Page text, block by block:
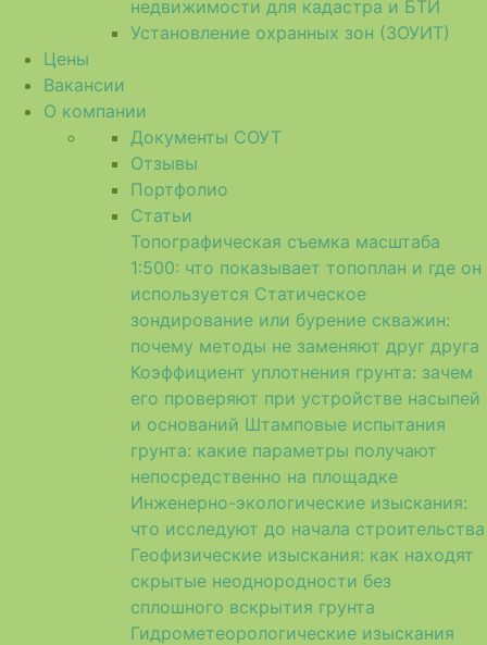
недвижимости для кадастра и БТИ
Установление охранных зон (ЗОУИТ)
Цены
Вакансии
О компании
Документы СОУТ
Отзывы
Портфолио
Статьи
Топографическая съемка масштаба
1:500: что показывает топоплан и где он
используется Статическое
зондирование или бурение скважин:
почему методы не заменяют друг друга
Коэффициент уплотнения грунта: зачем
его проверяют при устройстве насыпей
и оснований Штамповые испытания
грунта: какие параметры получают
непосредственно на площадке
Инженерно-экологические изыскания:
что исследуют до начала строительства
Геофизические изыскания: как находят
скрытые неоднородности без
сплошного вскрытия грунта
Гидрометеорологические изыскания